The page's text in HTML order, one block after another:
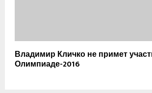
Владимир Кличко не примет
Олимпиаде-2016